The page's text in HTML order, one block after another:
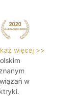
więcej >>
w